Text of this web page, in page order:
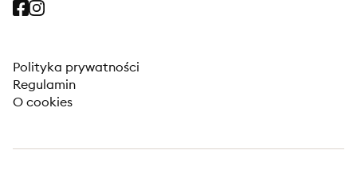
Polityka prywatności
Regulamin
O cookies